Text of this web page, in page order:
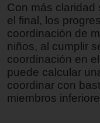
Con más claridad
el final, los
coordinación de
niños, al cumplir
coordinación en
puede calcular
coordinar con
miembros